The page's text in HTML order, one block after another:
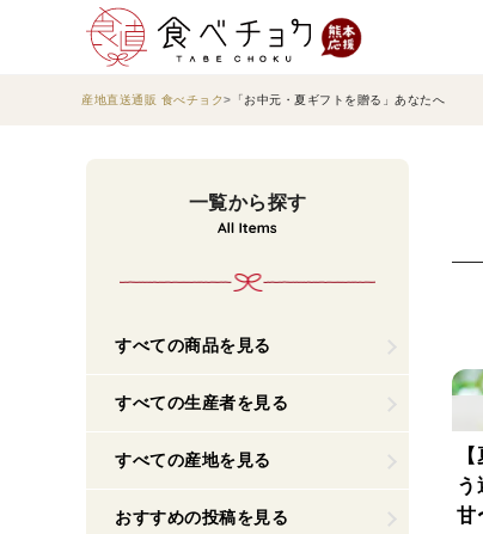
産地直送通販 食べチョク 「お中元・夏ギフトを贈る」あなたへ
一覧から探す
すべての商品を見る
すべての生産者を見る
すべての産地を見る
おすすめの投稿を見る
う
甘